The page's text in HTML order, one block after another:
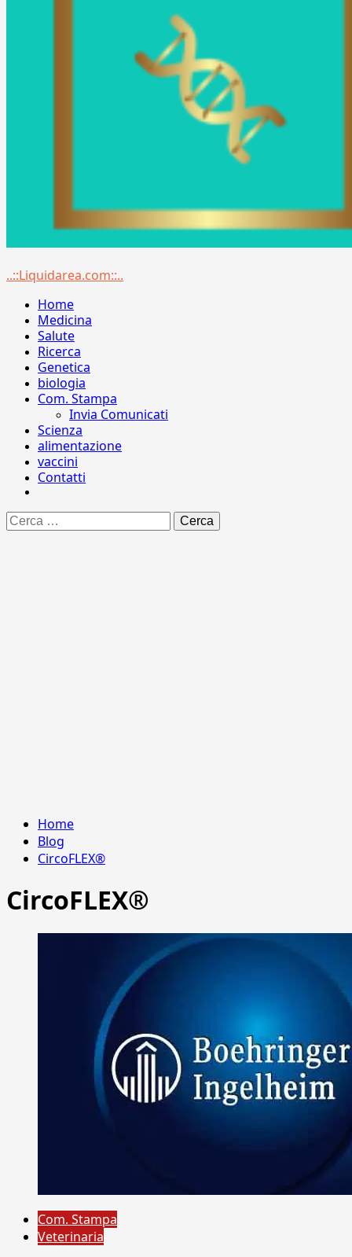
Menu
..::Liquidarea.com::..
Home
Medicina
Salute
Ricerca
Genetica
biologia
Com. Stampa
Invia Comunicati
Scienza
alimentazione
vaccini
Contatti
Ricerca
per:
Home
Blog
CircoFLEX®
CircoFLEX®
Com. Stampa
Veterinaria